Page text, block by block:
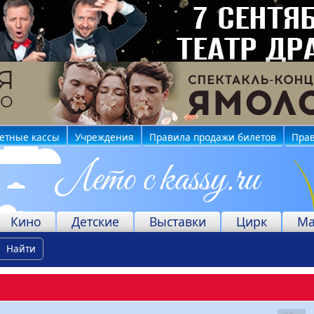
кассы Учреждения Правила продажи билетов
Кино Детские Выставки Цирк
Найти